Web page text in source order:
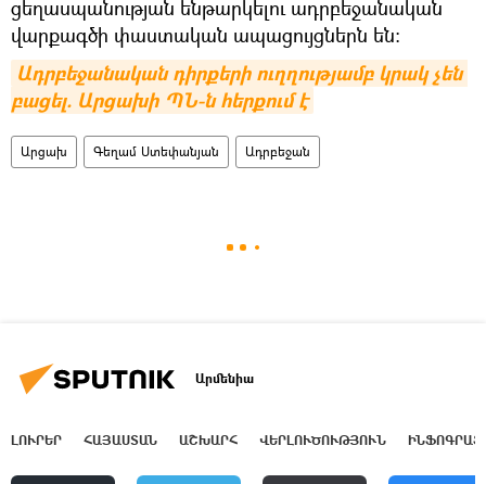
ցեղասպանության ենթարկելու ադրբեջանական
վարքագծի փաստական ապացույցներն են։
Ադրբեջանական դիրքերի ուղղությամբ կրակ չեն
բացել. Արցախի ՊՆ-ն հերքում է
Արցախ Գեղամ Ստեփանյան Ադրբեջան
Արմենիա
ԼՈՒՐԵՐ ՀԱՅԱՍՏԱՆ ԱՇԽԱՐՀ ՎԵՐԼՈՒԾՈՒԹՅՈՒՆ